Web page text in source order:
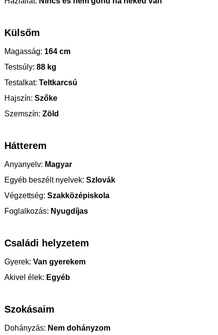
Külsőm
Magasság: 164 cm
Testsúly: 88 kg
Testalkat: Teltkarcsú
Hajszín: Szőke
Szemszín: Zöld
Hátterem
Anyanyelv: Magyar
Egyéb beszélt nyelvek: Szlovák
Végzettség: Szakközépiskola
Foglalkozás: Nyugdíjas
Családi helyzetem
Gyerek: Van gyerekem
Akivel élek: Egyéb
Szokásaim
Dohányzás: Nem dohányzom